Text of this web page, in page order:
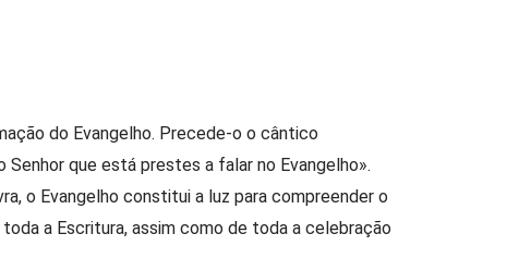
do Evangelho. Precede-o o cântico
que está prestes a falar no Evangelho».
o Evangelho constitui a luz para compreender o
a Escritura, assim como de toda a celebração